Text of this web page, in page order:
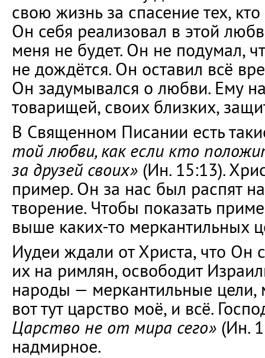
свою жизнь за спасение тех,
Он себя реализовал в этой
меня не будет. Он не подумал,
не дождётся. Он оставил всё
Он задумывался о любви. Ему
товарищей, своих близких,
В Священном Писании есть
той любви, как если кто
за друзей своих» (Ин. 15:13).
пример. Он за нас был распят
творение. Чтобы показать
выше каких-то меркантильных
Иудеи ждали от Христа, что Он
их на римлян, освободит
народы — меркантильные цели,
вот тут царство моё, и всё.
Царство не от мира сего» (Ин.
надмирное.